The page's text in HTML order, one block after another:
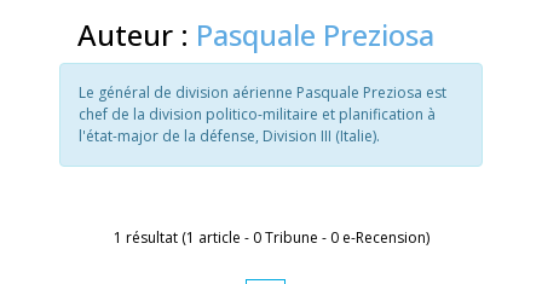
Auteur : Pasquale Preziosa
Le général de division aérienne Pasquale Preziosa est
chef de la division politico-militaire et planification à
l'état-major de la défense, Division III (Italie).
1 résultat (1 article - 0 Tribune - 0 e-Recension)